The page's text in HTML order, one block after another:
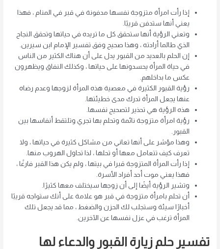
إذا رأت امرأة متزوجة نفسها مدفونة في قبر في المنام ، فهذا
يعني أنها ستدفن قريبًا.
وتعني الرؤية أنها ستحقق كل ما تريده في حياتها وتحقق النجاح
الذي طالما أرادته ، وهذا صحيح وفق تفسير الإمام ابن سيرين.
إن الحلم بالعديد من القبور يدل على أن هناك الكثير من الناس
في حياة المرأة يحسدونها على حياتها ، وكذلك النفاق ويظهرون
عكس ما بداخلهم.
رؤية القبور الكثيرة في معصية هذه المرأة لزوجها وعدم رضاه
عنها يجعل المرأة تدرك مدى خطيئتها.
هذه الرؤية هي تحذير لتصحيح نفسها.
رؤية امرأة متزوجة نائمة وتحلم بها تجري وتلتقط أنفاسها بين
القبور.
وهذا مؤشر على أنها تعاني من مشاكل كثيرة في حياتها ، ولا
تعرف كيف تتعامل معها أو تحلها ، لذا تحاول الهروب منها.
إذا رأت المرأة المتزوجة قبرا في بيتها ، ولم يكن هذا القبر فارغًا ،
فهذا يعني موت أحد أفراد الأسرة.
وتشير الرؤية أيضًا إلى أن زوجها سيختلف معها كثيرًا.
أن تحلم بامرأة متزوجة في قبر هو علامة على أنك ستواجه قريبًا
أخبارًا سيئة وستجلب لك الحزن والضغط ، مما قد يجعل تلك
المرأة ترغب في عزل نفسها عن الآخرين.
تفسير حلم زيارة القبور والدعاء لها